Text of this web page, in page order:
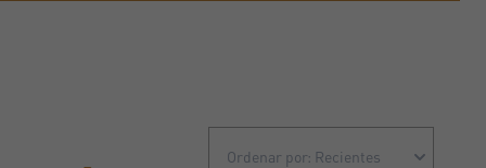
Ordenar por: Recientes